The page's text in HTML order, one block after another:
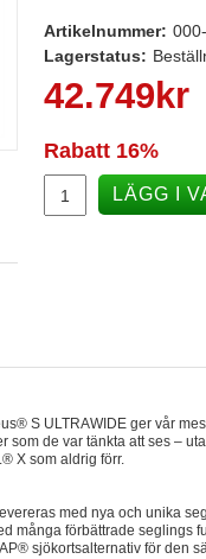
Artikelnummer:
Lagerstatus:
42.749kr
Rabatt 16%
LÄGG I
S ULTRAWIDE ger vår
de var tänkta att ses –
X som aldrig förr.
med nya och unika
många förbättrade seglings
sjökortsalternativ för den